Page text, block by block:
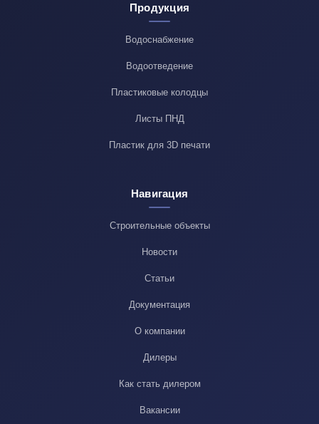
Продукция
Водоснабжение
Водоотведение
Пластиковые колодцы
Листы ПНД
Пластик для 3D печати
Навигация
Строительные объекты
Новости
Статьи
Документация
О компании
Дилеры
Как стать дилером
Вакансии